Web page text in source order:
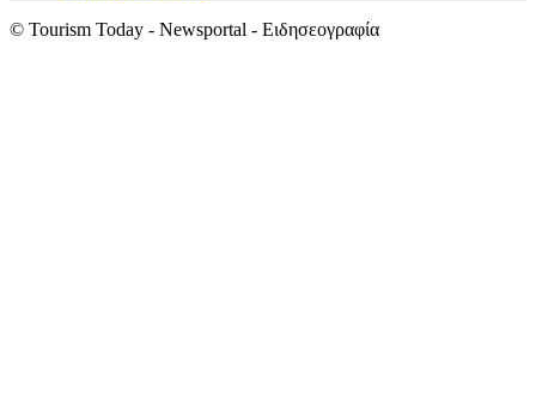
© Tourism Today - Newsportal - Ειδησεογραφία